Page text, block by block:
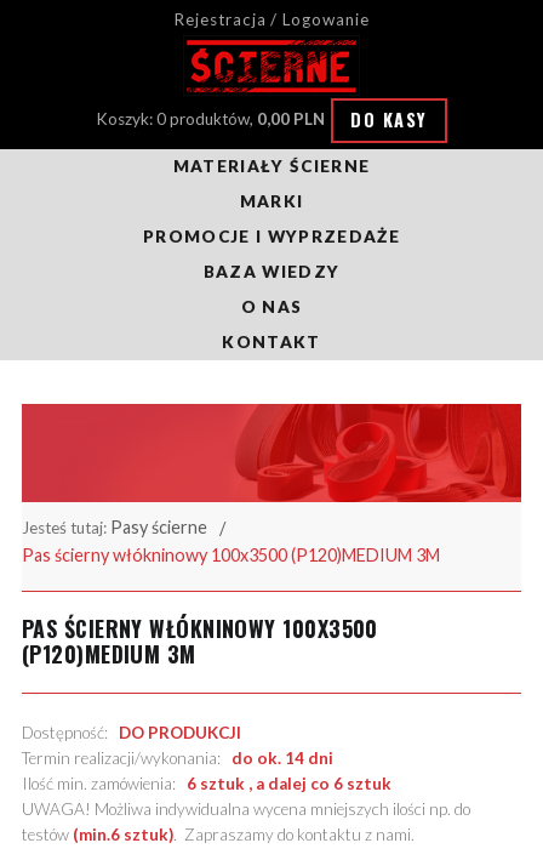
Rejestracja / Logowanie
Koszyk: 0 produktów, 0,00 PLN DO KASY
MATERIAŁY ŚCIERNE
MARKI
PROMOCJE I WYPRZEDAŻE
BAZA WIEDZY
O NAS
KONTAKT
Jesteś tutaj: Pasy ścierne
Pas ścierny włókninowy 100x3500 (P120)MEDIUM 3M
PAS ŚCIERNY WŁÓKNINOWY 100X3500
(P120)MEDIUM 3M
Dostępność: DO PRODUKCJI
Termin realizacji/wykonania: do ok. 14 dni
Ilość min. zamówienia: 6 sztuk , a dalej co 6 sztuk
UWAGA! Możliwa indywidualna wycena mniejszych ilości np. do
testów (min.6 sztuk). Zapraszamy do kontaktu z nami.